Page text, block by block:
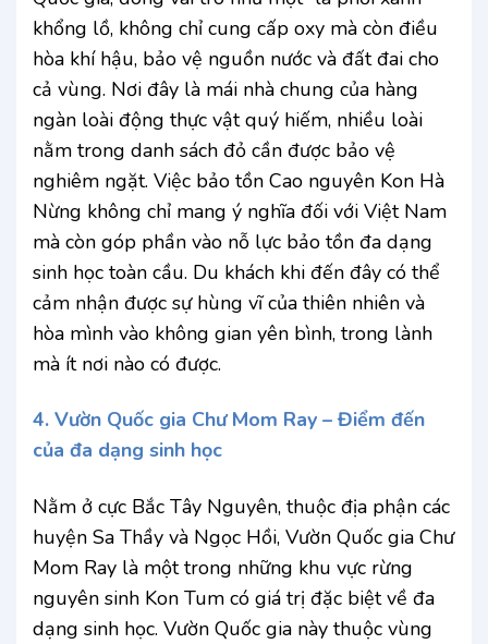
khổng lồ, không chỉ cung cấp oxy mà còn điều
hòa khí hậu, bảo vệ nguồn nước và đất đai cho
cả vùng. Nơi đây là mái nhà chung của hàng
ngàn loài động thực vật quý hiếm, nhiều loài
nằm trong danh sách đỏ cần được bảo vệ
nghiêm ngặt. Việc bảo tồn Cao nguyên Kon Hà
Nừng không chỉ mang ý nghĩa đối với Việt Nam
mà còn góp phần vào nỗ lực bảo tồn đa dạng
sinh học toàn cầu. Du khách khi đến đây có thể
cảm nhận được sự hùng vĩ của thiên nhiên và
hòa mình vào không gian yên bình, trong lành
mà ít nơi nào có được.
4. Vườn Quốc gia Chư Mom Ray – Điểm đến
của đa dạng sinh học
Nằm ở cực Bắc Tây Nguyên, thuộc địa phận các
huyện Sa Thầy và Ngọc Hồi, Vườn Quốc gia Chư
Mom Ray là một trong những khu vực rừng
nguyên sinh Kon Tum có giá trị đặc biệt về đa
dạng sinh học. Vườn Quốc gia này thuộc vùng